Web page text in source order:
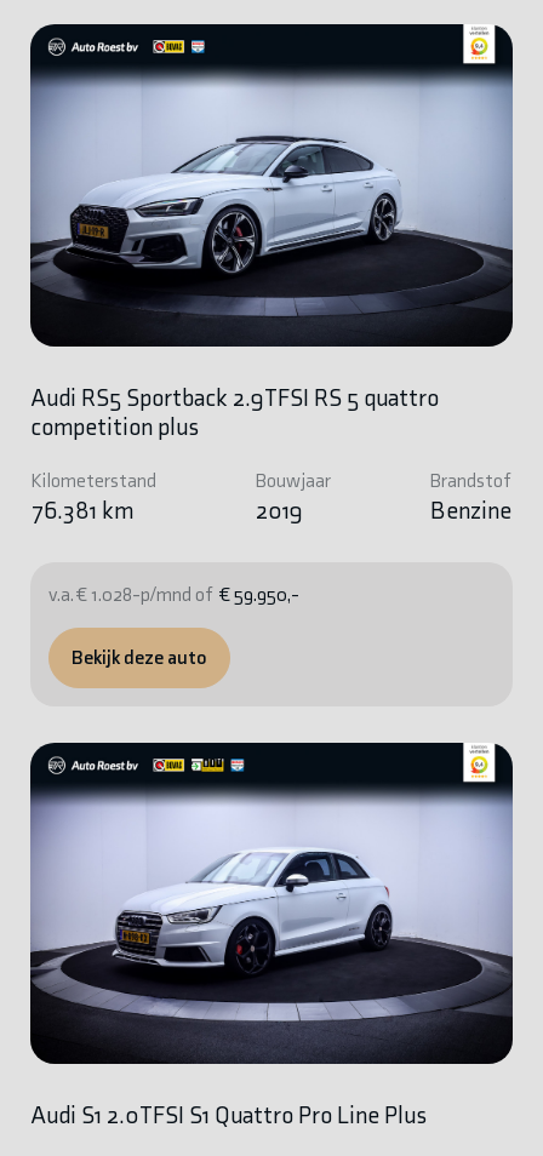
Audi RS5 Sportback 2.9TFSI RS 5 quattro
competition plus
Kilometerstand
76.381 km
Bouwjaar
2019
Brandstof
Benzine
v.a. € 1.028-p/mnd of € 59.950,-
Bekijk deze auto
Audi S1 2.0TFSI S1 Quattro Pro Line Plus